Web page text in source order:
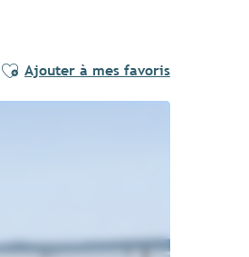
Ajouter aux favoris
Ajouter à mes favoris